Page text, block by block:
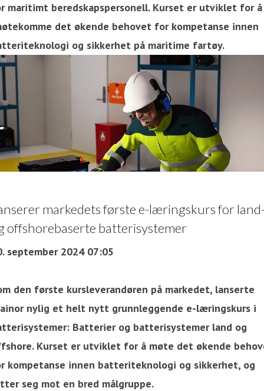
maritimt beredskapspersonell. Kurset er utviklet for å
det økende behovet for kompetanse innen
og sikkerhet på maritime fartøy.
markedets første e-læringskurs for
offshorebaserte batterisystemer
september 2024 07:05
den første kursleverandøren på markedet, lanserte
nylig et helt nytt grunnleggende e-læringskurs i
Batterier og batterisystemer land og
Kurset er utviklet for å møte det økende
kompetanse innen batteriteknologi og sikkerhet, og
seg mot en bred målgruppe.